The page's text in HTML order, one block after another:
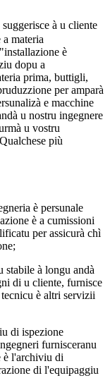
à u cliente
materia
è
dopu a
prima, buttigli,
per amparà
e macchine
u nostru ingegnere
u vostru
più
è persunale
è a cumissioni
per assicurà chì
stabile à longu andà
di u cliente, furnisce
è altri servizii
di ispezione
furnisceranu
è l'archiviu di
di l'equipaggiu